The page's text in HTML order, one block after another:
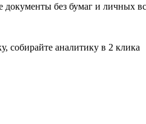
документы без бумаг и личных
собирайте аналитику в 2 клика